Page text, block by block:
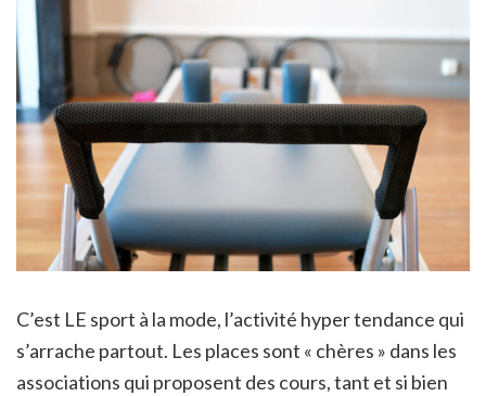
C’est LE sport à la mode, l’activité hyper tendance qui
s’arrache partout. Les places sont « chères » dans les
associations qui proposent des cours, tant et si bien